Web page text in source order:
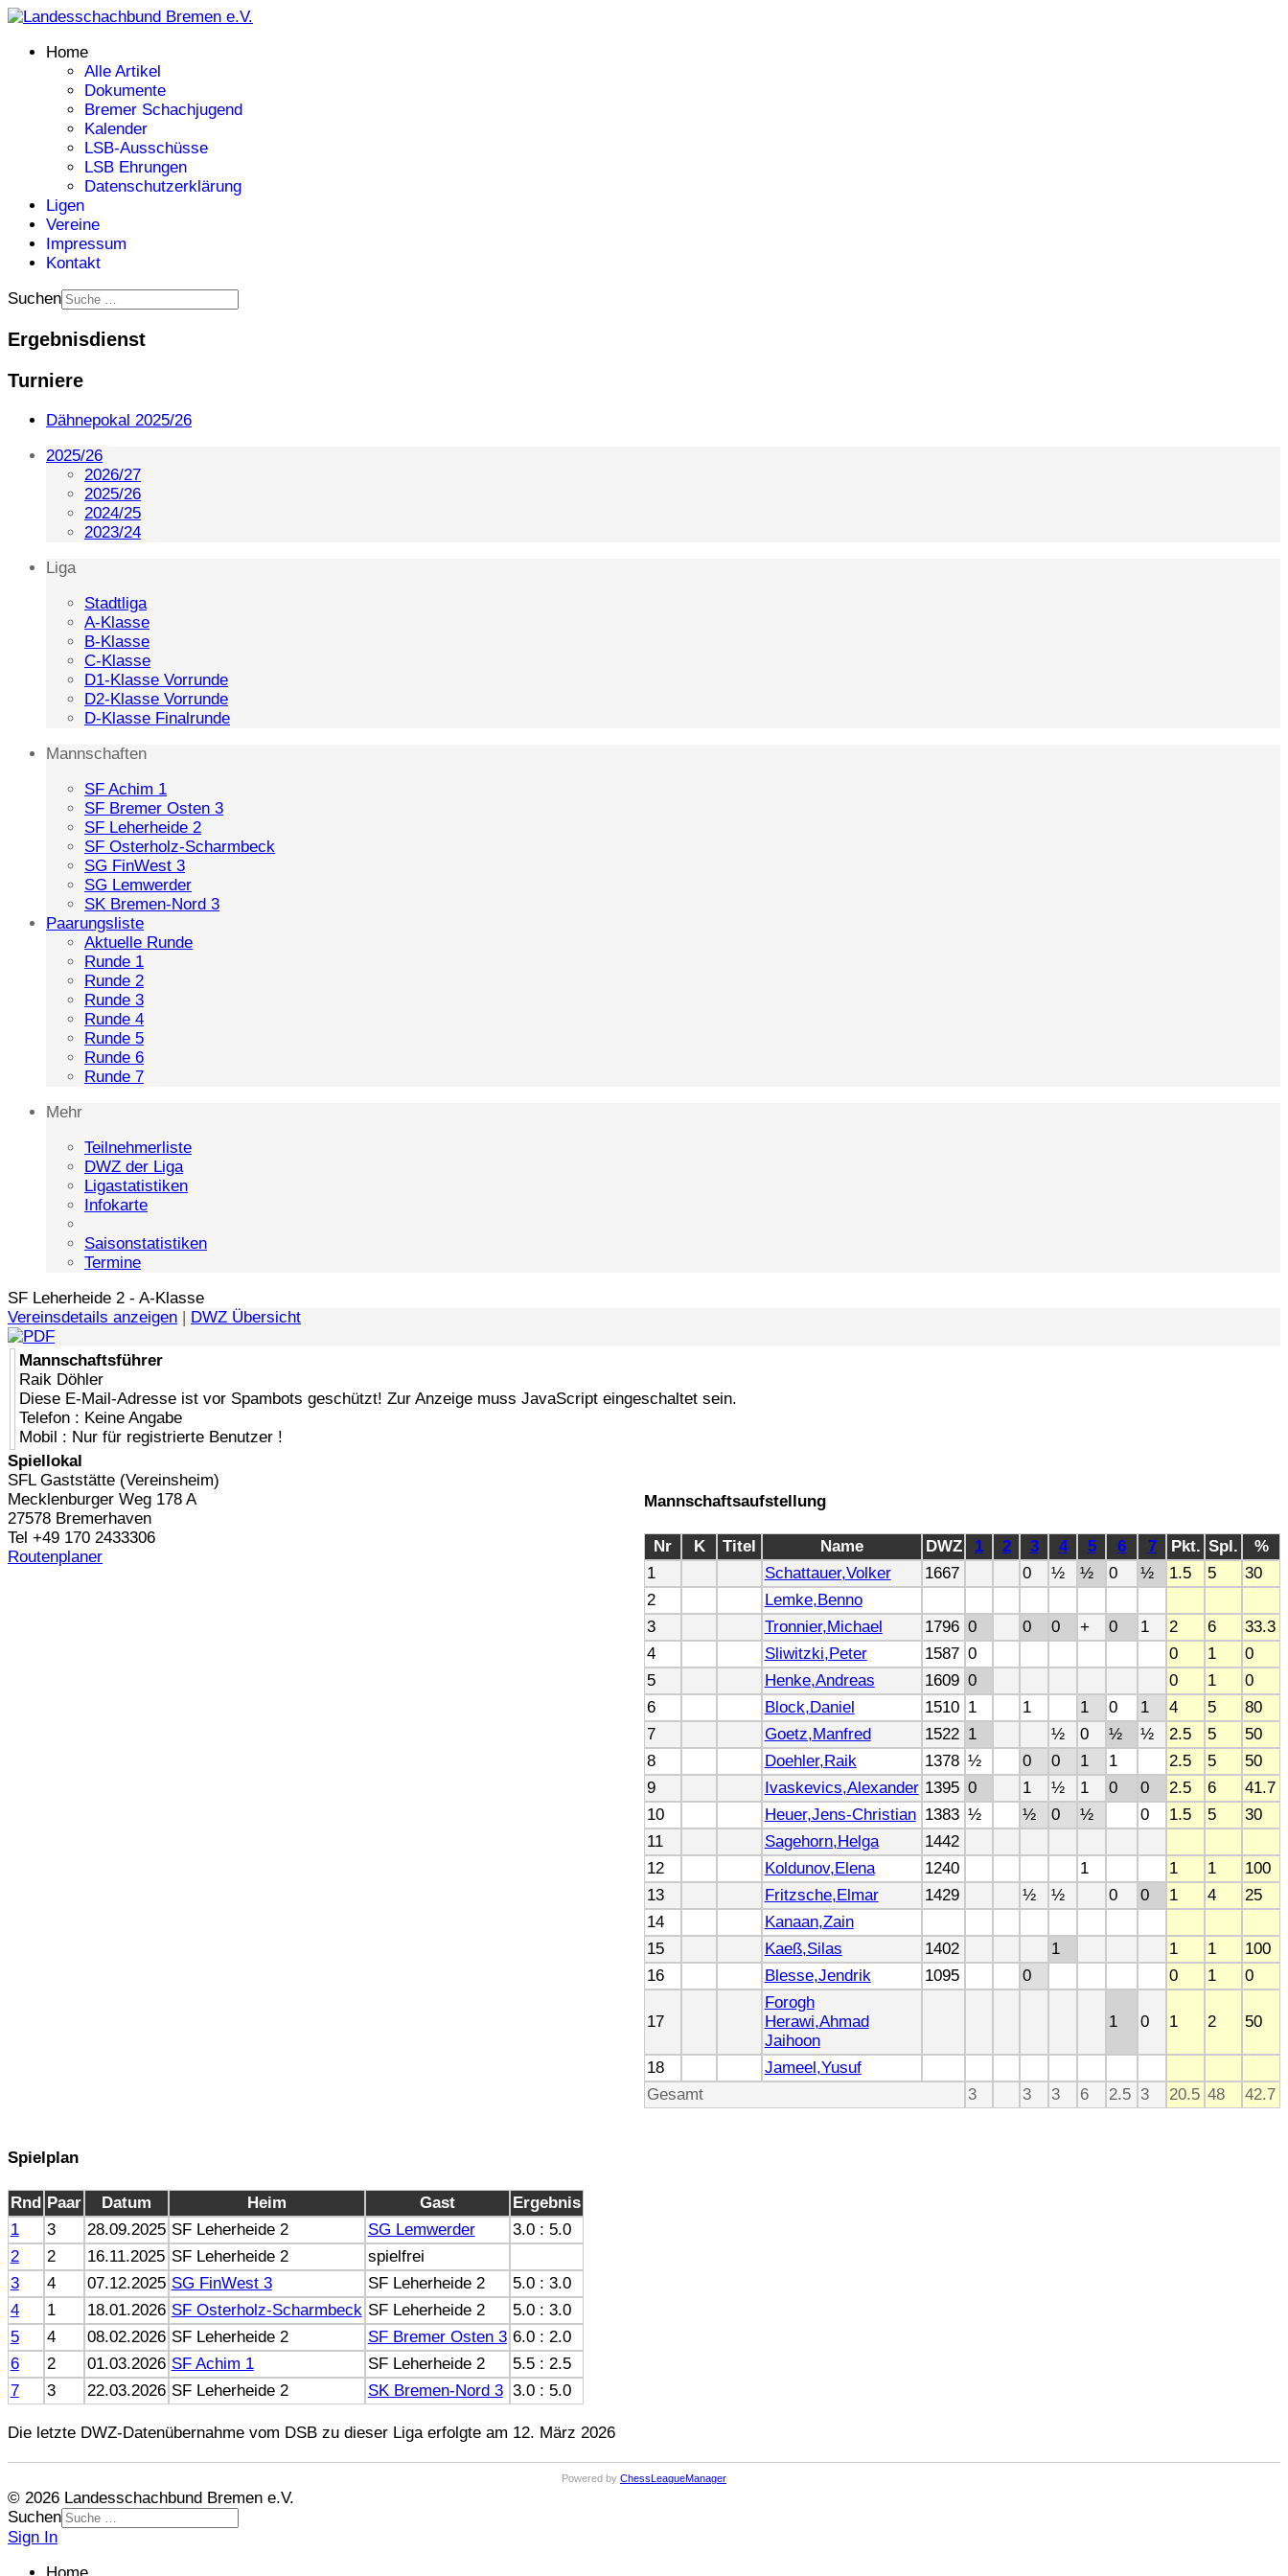
Home
Alle Artikel
Dokumente
Bremer Schachjugend
Kalender
LSB-Ausschüsse
LSB Ehrungen
Datenschutzerklärung
Ligen
Vereine
Impressum
Kontakt
Suchen
Ergebnisdienst
Turniere
Dähnepokal 2025/26
2025/26
2026/27
2025/26
2024/25
2023/24
Liga
Stadtliga
A-Klasse
B-Klasse
C-Klasse
D1-Klasse Vorrunde
D2-Klasse Vorrunde
D-Klasse Finalrunde
Mannschaften
SF Achim 1
SF Bremer Osten 3
SF Leherheide 2
SF Osterholz-Scharmbeck
SG FinWest 3
SG Lemwerder
SK Bremen-Nord 3
Paarungsliste
Aktuelle Runde
Runde 1
Runde 2
Runde 3
Runde 4
Runde 5
Runde 6
Runde 7
Mehr
Teilnehmerliste
DWZ der Liga
Ligastatistiken
Infokarte
Saisonstatistiken
Termine
SF Leherheide 2 - A-Klasse
Vereinsdetails anzeigen | DWZ Übersicht
Mannschaftsführer
Raik Döhler
Diese E-Mail-Adresse ist vor Spambots geschützt! Zur Anzeige muss JavaScript eingeschaltet sein.
Telefon : Keine Angabe
Mobil : Nur für registrierte Benutzer !
Spiellokal
SFL Gaststätte (Vereinsheim)
Mecklenburger Weg 178 A
27578 Bremerhaven
Tel +49 170 2433306
Routenplaner
Mannschaftsaufstellung
Nr K Titel Name DWZ 1 2 3 4 5 6 7 Pkt. Spl.
%
1
Schattauer,Volker 1667 0 ½ ½ 0 ½ 1.5 5
30
2
Lemke,Benno
3
Tronnier,Michael 1796 0 0 0 + 0 1 2 6
33.3
4
Sliwitzki,Peter 1587 0 0 1
0
5
Henke,Andreas 1609 0 0 1
0
6
Block,Daniel 1510 1 1 1 0 1 4 5
80
7
Goetz,Manfred 1522 1 ½ 0 ½ ½ 2.5 5
50
8
Doehler,Raik 1378 ½ 0 0 1 1 2.5 5
50
9
Ivaskevics,Alexander 1395 0 1 ½ 1 0 0 2.5 6
41.7
10
Heuer,Jens-Christian 1383 ½ ½ 0 ½ 0 1.5 5
30
11
Sagehorn,Helga
1442
12
Koldunov,Elena 1240 1 1 1
100
13
Fritzsche,Elmar 1429 ½ ½ 0 0 1 4
25
14
Kanaan,Zain
15
Kaeß,Silas 1402 1 1 1
100
16
Blesse,Jendrik 1095 0 0 1 0
17
Forogh
Herawi,Ahmad
Jaihoon
1 0 1 2 50
18
Jameel,Yusuf
Gesamt
3 3 3 6 2.5 3 20.5 48 42.7
Spielplan
Rnd Paar Datum Heim Gast
Ergebnis
1
3 28.09.2025 SF Leherheide 2 SG Lemwerder
3.0 : 5.0
2
2 16.11.2025 SF Leherheide 2
spielfrei
3
4 07.12.2025 SG FinWest 3 SF Leherheide 2
5.0 : 3.0
4
1 18.01.2026 SF Osterholz-Scharmbeck SF Leherheide 2
5.0 : 3.0
5
4 08.02.2026 SF Leherheide 2 SF Bremer Osten 3 6.0 : 2.0
6
2 01.03.2026 SF Achim 1 SF Leherheide 2
5.5 : 2.5
7
3 22.03.2026 SF Leherheide 2 SK Bremen-Nord 3 3.0 : 5.0
Die letzte DWZ-Datenübernahme vom DSB zu dieser Liga erfolgte am 12. März 2026
Powered by ChessLeagueManager
© 2026 Landesschachbund Bremen e.V.
Suchen
Sign In